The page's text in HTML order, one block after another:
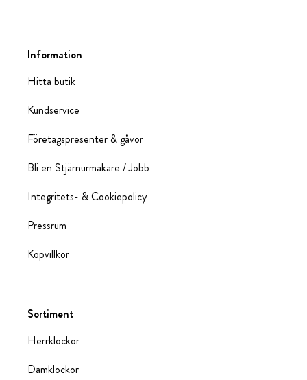
Information
Hitta butik
Kundservice
Företagspresenter & gåvor
Bli en Stjärnurmakare / Jobb
Integritets- & Cookiepolicy
Pressrum
Köpvillkor
Sortiment
Herrklockor
Damklockor